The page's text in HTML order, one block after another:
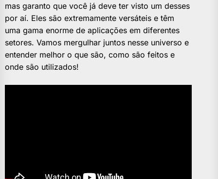
mas garanto que você já deve ter visto um desses
por aí. Eles são extremamente versáteis e têm
uma gama enorme de aplicações em diferentes
setores. Vamos mergulhar juntos nesse universo e
entender melhor o que são, como são feitos e
onde são utilizados!